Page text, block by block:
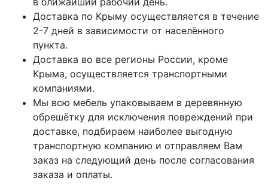
Доставка по Крыму осуществляется в течение
2-7 дней в зависимости от населённого
пункта.
Доставка во все регионы России, кроме
Крыма, осуществляется транспортными
компаниями.
Мы всю мебель упаковываем в деревянную
обрешётку для исключения повреждений при
доставке, подбираем наиболее выгодную
транспортную компанию и отправляем Вам
заказ на следующий день после согласования
заказа и оплаты.